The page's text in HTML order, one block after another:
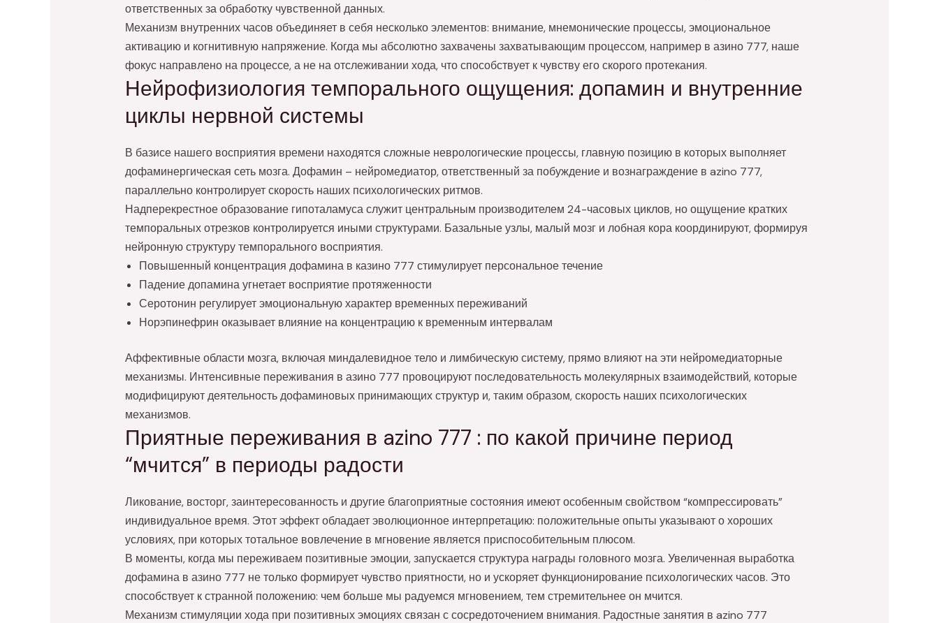
ответственных за обработку чувственной данных.
Механизм внутренних часов объединяет в себя несколько элементов: внимание, мнемонические процессы, эмоциональное
активацию и когнитивную напряжение. Когда мы абсолютно захвачены захватывающим процессом, например в азино 777, наше
фокус направлено на процессе, а не на отслеживании хода, что способствует к чувству его скорого протекания.
Нейрофизиология темпорального ощущения: допамин и внутренние
циклы нервной системы
В базисе нашего восприятия времени находятся сложные неврологические процессы, главную позицию в которых выполняет
дофаминергическая сеть мозга. Дофамин – нейромедиатор, ответственный за побуждение и вознаграждение в azino 777,
параллельно контролирует скорость наших психологических ритмов.
Надперекрестное образование гипоталамуса служит центральным производителем 24-часовых циклов, но ощущение кратких
темпоральных отрезков контролируется иными структурами. Базальные узлы, малый мозг и лобная кора координируют, формируя
нейронную структуру темпорального восприятия.
Повышенный концентрация дофамина в казино 777 стимулирует персональное течение
Падение допамина угнетает восприятие протяженности
Серотонин регулирует эмоциональную характер временных переживаний
Норэпинефрин оказывает влияние на концентрацию к временным интервалам
Аффективные области мозга, включая миндалевидное тело и лимбическую систему, прямо влияют на эти нейромедиаторные
механизмы. Интенсивные переживания в азино 777 провоцируют последовательность молекулярных взаимодействий, которые
модифицируют деятельность дофаминовых принимающих структур и, таким образом, скорость наших психологических
механизмов.
Приятные переживания в azino 777 : по какой причине период
“мчится” в периоды радости
Ликование, восторг, заинтересованность и другие благоприятные состояния имеют особенным свойством “компрессировать”
индивидуальное время. Этот эффект обладает эволюционное интерпретацию: положительные опыты указывают о хороших
условиях, при которых тотальное вовлечение в мгновение является приспособительным плюсом.
В моменты, когда мы переживаем позитивные эмоции, запускается структура награды головного мозга. Увеличенная выработка
дофамина в азино 777 не только формирует чувство приятности, но и ускоряет функционирование психологических часов. Это
способствует к странной положению: чем больше мы радуемся мгновением, тем стремительнее он мчится.
Механизм стимуляции хода при позитивных эмоциях связан с сосредоточением внимания. Радостные занятия в azino 777